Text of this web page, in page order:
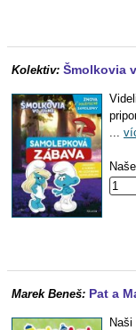
Kolektiv: Šmolkovia
...
Marek Beneš: Pat a